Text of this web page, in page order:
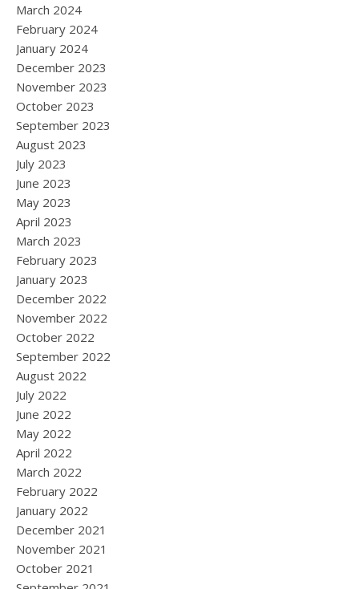
March 2024
February 2024
January 2024
December 2023
November 2023
October 2023
September 2023
August 2023
July 2023
June 2023
May 2023
April 2023
March 2023
February 2023
January 2023
December 2022
November 2022
October 2022
September 2022
August 2022
July 2022
June 2022
May 2022
April 2022
March 2022
February 2022
January 2022
December 2021
November 2021
October 2021